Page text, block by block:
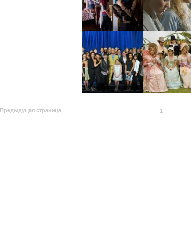
Предыдущая страница 1